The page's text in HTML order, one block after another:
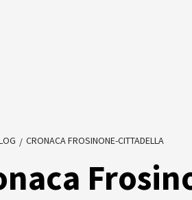
CRONACA FROSINONE-CITTADELLA